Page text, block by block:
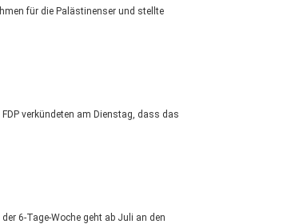
für die Palästinenser und stellte
verkündeten am Dienstag, dass das
6-Tage-Woche geht ab Juli an den